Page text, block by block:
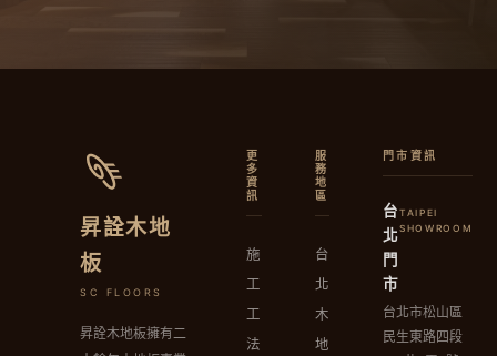
昇詮木地
板
SC FLOORS
昇詮木地板擁有二
更
多
資
訊
施
工
工
法
服
務
地
區
台
北
木
地
門市資訊
台
北
門
市
TAIPEI
SHOWROOM
台北市松山區
民生東路四段